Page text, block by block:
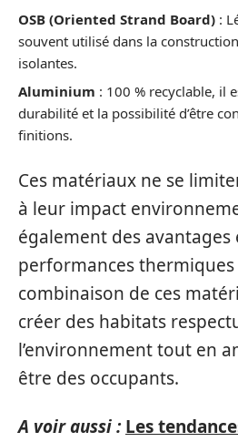
OSB (Oriented Strand Board) :
souvent utilisé dans la
isolantes.
Aluminium : 100 % recyclable, il
durabilité et la possibilité d’être
finitions.
Ces matériaux ne se
à leur impact
également des avantages
performances thermiques
combinaison de ces
créer des habitats
l’environnement tout en
être des occupants.
A voir aussi : Les